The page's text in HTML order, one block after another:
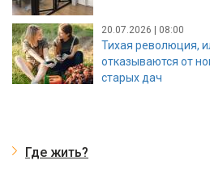
20.07.2026 | 08:00
Тихая революция,
отказываются от
старых дач
Где жить?